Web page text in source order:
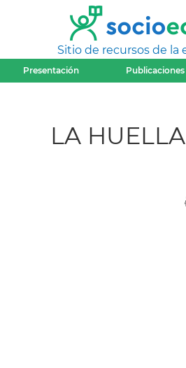
Sitio de recursos de la
Presentación Publicaciones
LA